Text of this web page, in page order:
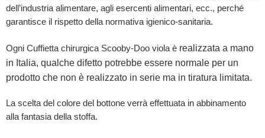
dell’industria alimentare, agli esercenti alimentari, ecc., perché
garantisce il rispetto della normativa igienico-sanitaria.
Ogni Cuffietta chirurgica Scooby-Doo viola è realizzata a mano
in Italia, qualche difetto potrebbe essere normale per un
prodotto che non è realizzato in serie ma in tiratura limitata.
La scelta del colore del bottone verrà effettuata in abbinamento
alla fantasia della stoffa.